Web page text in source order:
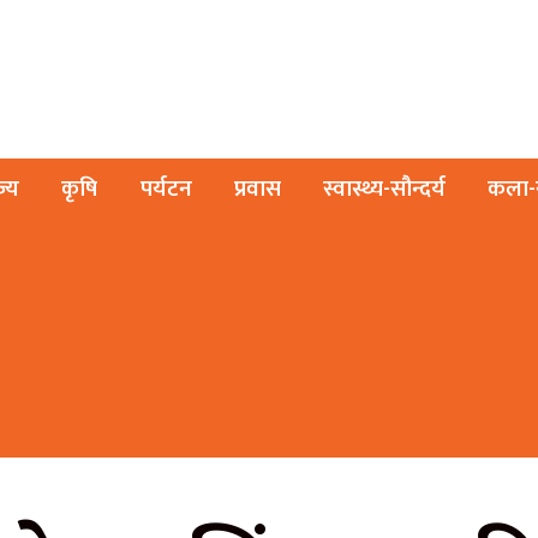
कृषि पर्यटन प्रवास स्वास्थ्य-सौन्दर्य कला-